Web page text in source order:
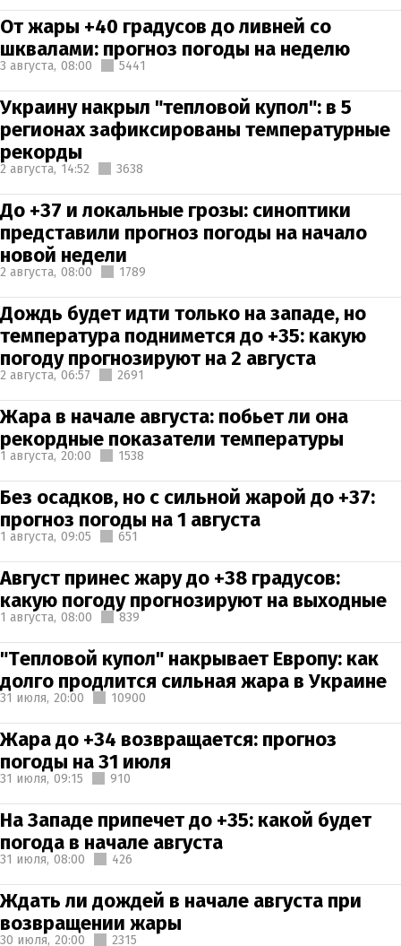
От жары +40 градусов до ливней со
шквалами: прогноз погоды на неделю
3 августа, 08:00 5441
Украину накрыл "тепловой купол": в 5
регионах зафиксированы температурные
рекорды
2 августа, 14:52 3638
До +37 и локальные грозы: синоптики
представили прогноз погоды на начало
новой недели
2 августа, 08:00 1789
Дождь будет идти только на западе, но
температура поднимется до +35: какую
погоду прогнозируют на 2 августа
2 августа, 06:57 2691
Жара в начале августа: побьет ли она
рекордные показатели температуры
1 августа, 20:00 1538
Без осадков, но с сильной жарой до +37:
прогноз погоды на 1 августа
1 августа, 09:05 651
Август принес жару до +38 градусов:
какую погоду прогнозируют на выходные
1 августа, 08:00 839
"Тепловой купол" накрывает Европу: как
долго продлится сильная жара в Украине
31 июля, 20:00 10900
Жара до +34 возвращается: прогноз
погоды на 31 июля
31 июля, 09:15 910
На Западе припечет до +35: какой будет
погода в начале августа
31 июля, 08:00 426
Ждать ли дождей в начале августа при
возвращении жары
30 июля, 20:00 2315